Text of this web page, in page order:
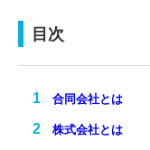
目次
合同会社とは
株式会社とは